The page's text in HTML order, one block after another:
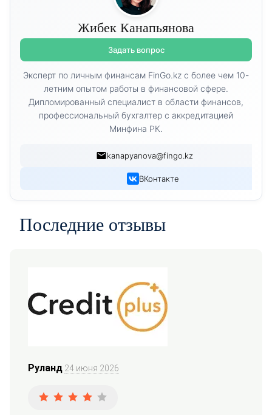
Жибек Канапьянова
Задать вопрос
Эксперт по личным финансам FinGo.kz с более чем 10-
летним опытом работы в финансовой сфере.
Дипломированный специалист в области финансов,
профессиональный бухгалтер с аккредитацией
Минфина РК.
kanapyanova@fingo.kz
ВКонтакте
Последние отзывы
Руланд 24 июня 2026